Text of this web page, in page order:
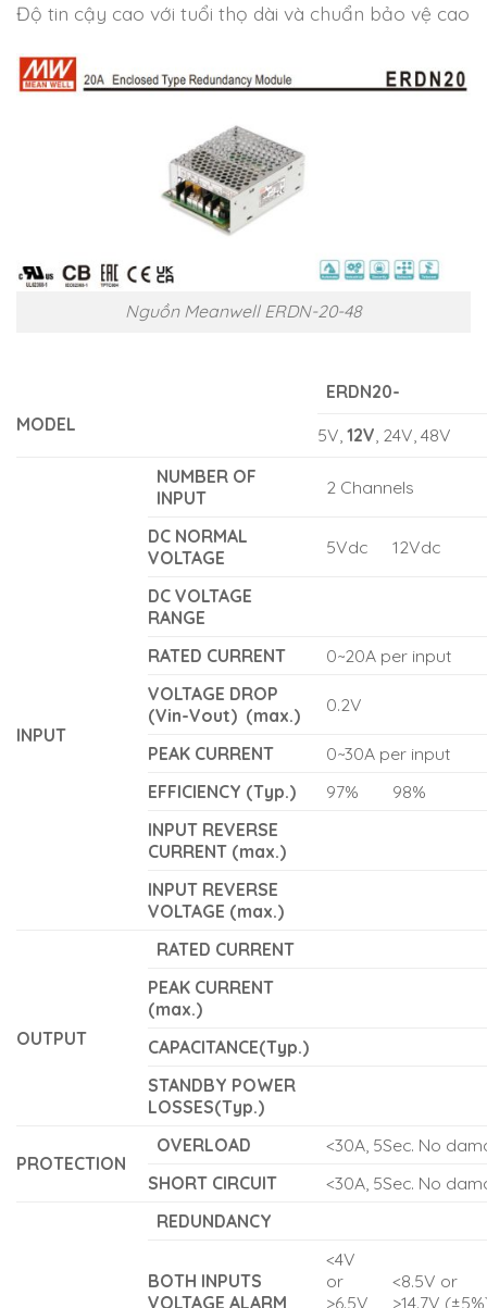
Độ tin cậy cao với tuổi thọ dài và chuẩn bảo vệ cao
Nguồn Meanwell ERDN-20-48
MODEL
ERDN20-
5V, 12V , 24V, 48V
INPUT
NUMBER OF
INPUT
2 Channels
DC NORMAL
VOLTAGE
5Vdc 12Vdc
DC VOLTAGE
RANGE
RATED CURRENT
0~20A per input
VOLTAGE DROP
(Vin-Vout) (max.) 0.2V
PEAK CURRENT
0~30A per input
EFFICIENCY (Typ.)
97%
98%
INPUT REVERSE
CURRENT (max.)
INPUT REVERSE
VOLTAGE (max.)
OUTPUT
RATED CURRENT
PEAK CURRENT
(max.)
CAPACITANCE(Typ.)
STANDBY POWER
LOSSES(Typ.)
PROTECTION
OVERLOAD
<30A, 5Sec. No
SHORT CIRCUIT
<30A, 5Sec. No
REDUNDANCY
BOTH INPUTS
VOLTAGE ALARM
<4V
or
>6.5V
<8.5V or
>14.7V